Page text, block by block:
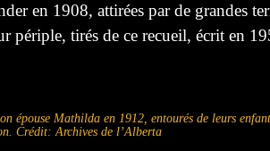
en 1908, attirées par de grandes
périple, tirés de ce recueil, écrit en
épouse Mathilda en 1912, entourés de leurs
Crédit: Archives de l’Alberta